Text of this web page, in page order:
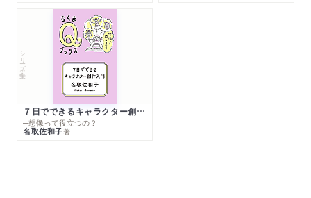
シリーズ・全集
７日でできるキャラクター創作入門
─想像って役立つの？
名取佐和子著